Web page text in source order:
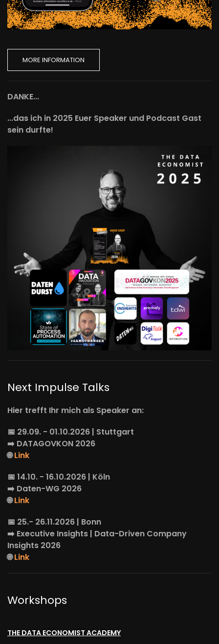
MORE INFORMATION
DANKE...
...das ich in 2025 Euer Speaker und Podcast Gast
sein durfte!
Next Impulse Talks
Hier trefft Ihr mich als Speaker an:
📅 29.09. - 01.10.2026 | Stuttgart
➡️ DATAGOVKON 2026
🌐Link
📅 14.10. - 16.10.2026 | Köln
➡️ Daten-WG 2026
🌐Link
📅 25.- 26.11.2026 | Bonn
➡️ Executive Insights | Data-Driven Company
Insights 2026
🌐Link
Workshops
THE DATA ECONOMIST ACADEMY